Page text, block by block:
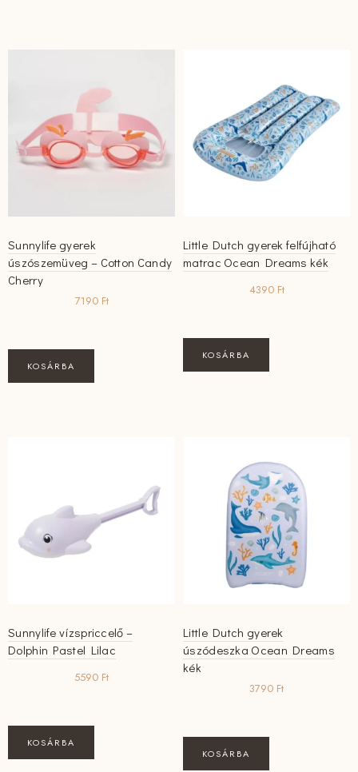
Sunnylife gyerek
úszószemüveg – Cotton Candy
Cherry
7190 Ft
KOSÁRBA
Little Dutch gyerek felfújható
matrac Ocean Dreams kék
4390 Ft
KOSÁRBA
Sunnylife vízspriccelő –
Dolphin Pastel Lilac
5590 Ft
KOSÁRBA
Little Dutch gyerek
úszódeszka Ocean Dreams
kék
3790 Ft
KOSÁRBA